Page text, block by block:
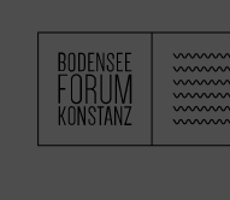
ZUM HAUPTINHALT